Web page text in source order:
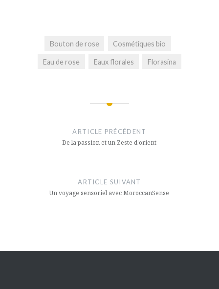
Bouton de rose Cosmétiques bio
Eau de rose Eaux florales Florasina
ARTICLE PRÉCÉDENT
De la passion et un Zeste d’orient
ARTICLE SUIVANT
Un voyage sensoriel avec MoroccanSense